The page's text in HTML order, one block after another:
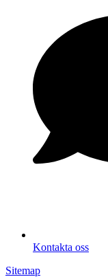
Kontakta oss
Sitemap